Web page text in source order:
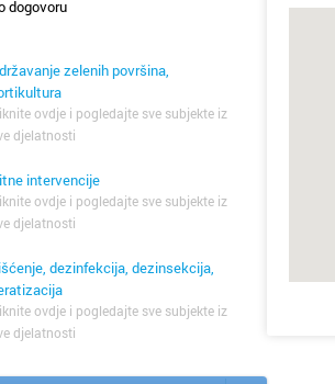
dogovoru
zelenih površina,
ovdje i pogledajte sve subjekte iz
djelatnosti
intervencije
ovdje i pogledajte sve subjekte iz
djelatnosti
dezinfekcija, dezinsekcija,
ovdje i pogledajte sve subjekte iz
djelatnosti